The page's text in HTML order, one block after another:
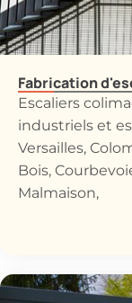
Fabrication
Escaliers
industriels et
Versailles,
Bois,
Malmaison,